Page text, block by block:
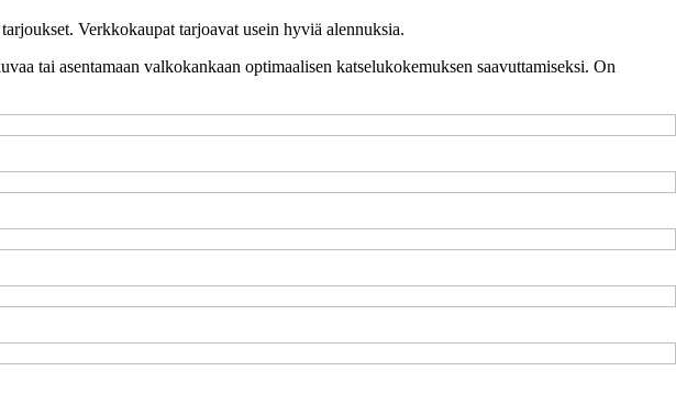
Verkkokaupat tarjoavat usein hyviä alennuksia.
tai asentamaan valkokankaan optimaalisen katselukokemuksen saavuttamiseksi. On